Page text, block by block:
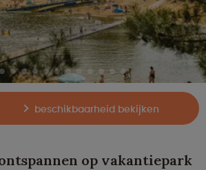
beschikbaarheid bekijken
op vakantiepark